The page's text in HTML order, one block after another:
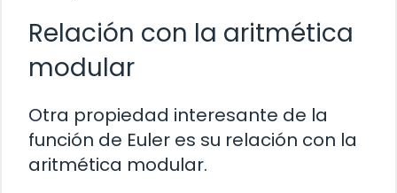
Relación con la aritmética
modular
Otra propiedad interesante de la
función de Euler es su relación con la
aritmética modular.